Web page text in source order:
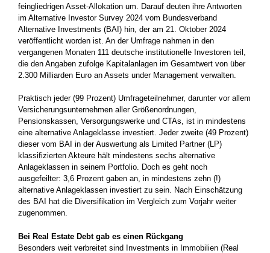
feingliedrigen Asset-Allokation um. Darauf deuten ihre Antworten
im Alternative Investor Survey 2024 vom Bundesverband
Alternative Investments (BAI) hin, der am 21. Oktober 2024
veröffentlicht worden ist. An der Umfrage nahmen in den
vergangenen Monaten 111 deutsche institutionelle Investoren teil,
die den Angaben zufolge Kapitalanlagen im Gesamtwert von über
2.300 Milliarden Euro an Assets under Management verwalten.
Praktisch jeder (99 Prozent) Umfrageteilnehmer, darunter vor allem
Versicherungsunternehmen aller Größenordnungen,
Pensionskassen, Versorgungswerke und CTAs, ist in mindestens
eine alternative Anlageklasse investiert. Jeder zweite (49 Prozent)
dieser vom BAI in der Auswertung als Limited Partner (LP)
klassifizierten Akteure hält mindestens sechs alternative
Anlageklassen in seinem Portfolio. Doch es geht noch
ausgefeilter: 3,6 Prozent gaben an, in mindestens zehn (!)
alternative Anlageklassen investiert zu sein. Nach Einschätzung
des BAI hat die Diversifikation im Vergleich zum Vorjahr weiter
zugenommen.
Bei Real Estate Debt gab es einen Rückgang
Besonders weit verbreitet sind Investments in Immobilien (Real